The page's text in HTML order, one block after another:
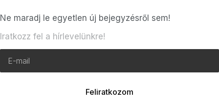
Ne maradj le egyetlen új bejegyzésről sem!
Iratkozz fel a hírlevelünkre!